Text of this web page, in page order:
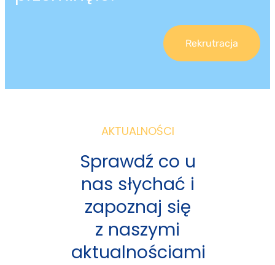
Rekrutracja
AKTUALNOŚCI
Sprawdź co u
nas słychać i
zapoznaj się
z naszymi
aktualnościami